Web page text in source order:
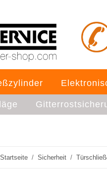
Startseite Sicherheit